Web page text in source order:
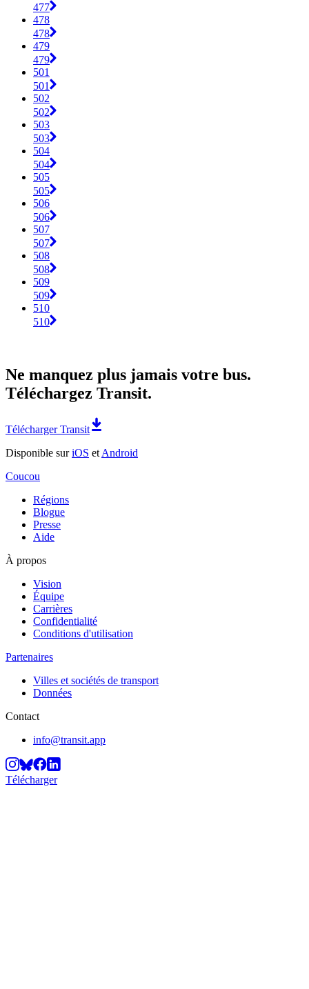
477
478
478
479
479
501
501
502
502
503
503
504
504
505
505
506
506
507
507
508
508
509
509
510
510
Ne manquez plus jamais votre bus.
Téléchargez Transit.
Télécharger Transit
Disponible suriOS et Android
Coucou
Régions
Blogue
Presse
Aide
À propos
Vision
Équipe
Carrières
Confidentialité
Conditions d'utilisation
Partenaires
Villes et sociétés de transport
Données
Contact
info@transit.app
Télécharger